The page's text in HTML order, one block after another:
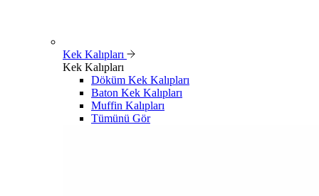
Kek Kalıpları
Kek Kalıpları
Döküm Kek Kalıpları
Baton Kek Kalıpları
Muffin Kalıpları
Tümünü Gör